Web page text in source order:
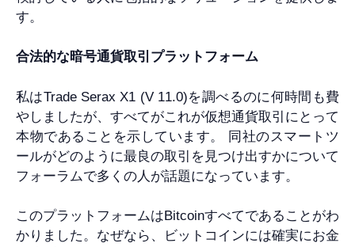
す。
合法的な暗号通貨取引プラットフォーム
私はTrade Serax X1 (V 11.0)を調べるのに何時間も費
やしましたが、すべてがこれが仮想通貨取引にとって
本物であることを示しています。 同社のスマートツ
ールがどのように最良の取引を見つけ出すかについて
フォーラムで多くの人が話題になっています。
このプラットフォームはBitcoinすべてであることがわ
かりました。なぜなら、ビットコインには確実にお金